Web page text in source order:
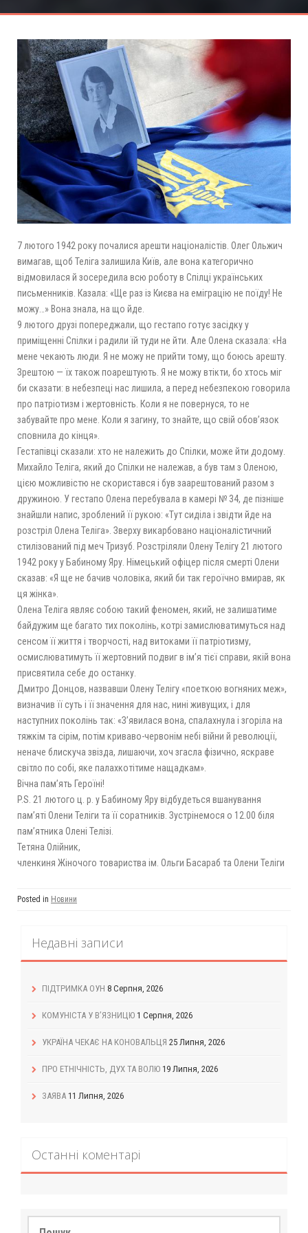
7 лютого 1942 року почалися арешти націоналістів. Олег Ольжич
вимагав, щоб Теліга залишила Київ, але вона категорично
відмовилася й зосередила всю роботу в Спілці українських
письменників. Казала: «Ще раз із Києва на еміграцію не поїду! Не
можу…» Вона знала, на що йде.
9 лютого друзі попереджали, що гестапо готує засідку у
приміщенні Спілки і радили їй туди не йти. Але Олена сказала: «На
мене чекають люди. Я не можу не прийти тому, що боюсь арешту.
Зрештою — їх також поарештують. Я не можу втікти, бо хтось міг
би сказати: в небезпеці нас лишила, а перед небезпекою говорила
про патріотизм і жертовність. Коли я не повернуся, то не
забувайте про мене. Коли я загину, то знайте, що свій обов’язок
сповнила до кінця».
Гестапівці сказали: хто не належить до Спілки, може йти додому.
Михайло Теліга, який до Спілки не належав, а був там з Оленою,
цією можливістю не скористався і був заарештований разом з
дружиною. У гестапо Олена перебувала в камері № 34, де пізніше
знайшли напис, зроблений її рукою: «Тут сиділа і звідти йде на
розстріл Олена Теліга». Зверху викарбовано націоналістичний
стилізований під меч Тризуб. Розстріляли Олену Телігу 21 лютого
1942 року у Бабиному Яру. Німецький офіцер після смерті Олени
сказав: «Я ще не бачив чоловіка, який би так героїчно вмирав, як
ця жінка».
Олена Теліга являє собою такий феномен, який, не залишатиме
байдужим ще багато тих поколінь, котрі замислюватимуться над
сенсом її життя і творчості, над витоками її патріотизму,
осмислюватимуть її жертовний подвиг в ім’я тієї справи, якій вона
присвятила себе до останку.
Дмитро Донцов, назвавши Олену Телігу «поеткою вогняних меж»,
визначив її суть і її значення для нас, нині живущих, і для
наступних поколінь так: «З’явилася вона, спалахнула i згоріла на
тяжкім та сiрiм, потім криваво-червонім небі війни й революції,
неначе блискуча звiзда, лишаючи, хоч згасла фізично, яскраве
світло по собі, яке палахкотітиме нащадкам».
Вічна пам’ять Героїні!
P.S. 21 лютого ц. р. у Бабиному Яру відбудеться вшанування
пам’яті Олени Теліги та її соратників. Зустрінемося о 12.00 біля
пам’ятника Олені Телізі.
Тетяна Олійник,
членкиня Жіночого товариства ім. Ольги Басараб та Олени Теліги
Posted in Новини
Недавні записи
ПІДТРИМКА ОУН 8 Серпня, 2026
КОМУНІСТА У В’ЯЗНИЦЮ 1 Серпня, 2026
УКРАЇНА ЧЕКАЄ НА КОНОВАЛЬЦЯ 25 Липня, 2026
ПРО ЕТНІЧНІСТЬ, ДУХ ТА ВОЛЮ 19 Липня, 2026
ЗАЯВА 11 Липня, 2026
Останні коментарі